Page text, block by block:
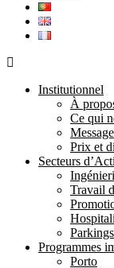
Institutionnel
À
Ce qui
Prix et
Secteurs
Travail
Parkings
Programmes
Porto